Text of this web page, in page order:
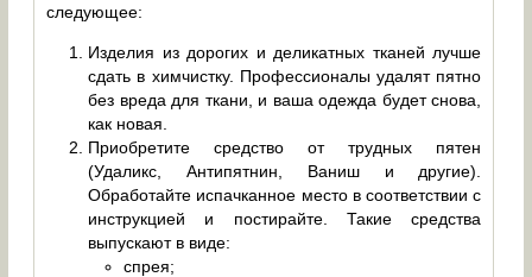
следующее:
Изделия из дорогих и деликатных тканей лучше
сдать в химчистку. Профессионалы удалят пятно
без вреда для ткани, и ваша одежда будет снова,
как новая.
Приобретите средство от трудных пятен
(Удаликс, Антипятнин, Ваниш и другие).
Обработайте испачканное место в соответствии с
инструкцией и постирайте. Такие средства
выпускают в виде:
спрея;